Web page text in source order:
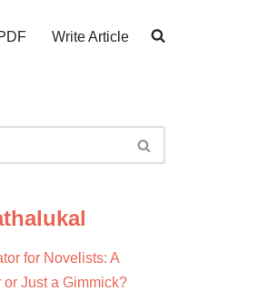
Write Article
for Novelists: A
Just a Gimmick?